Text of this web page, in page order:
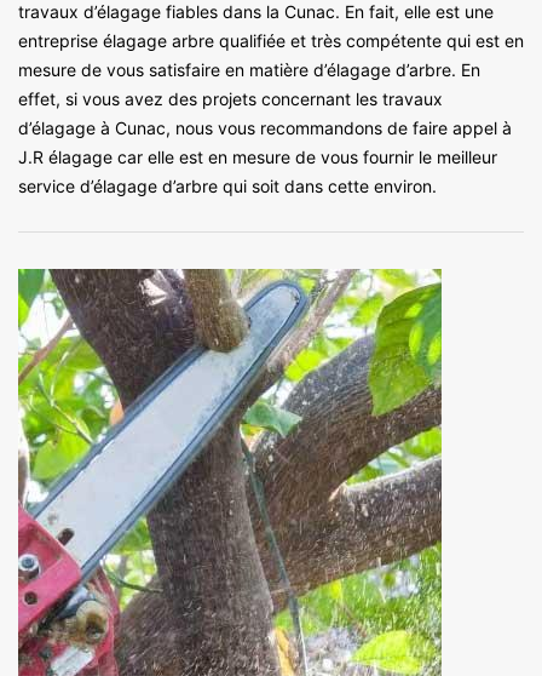
travaux d’élagage fiables dans la Cunac. En fait, elle est une
entreprise élagage arbre qualifiée et très compétente qui est en
mesure de vous satisfaire en matière d’élagage d’arbre. En
effet, si vous avez des projets concernant les travaux
d’élagage à Cunac, nous vous recommandons de faire appel à
J.R élagage car elle est en mesure de vous fournir le meilleur
service d’élagage d’arbre qui soit dans cette environ.